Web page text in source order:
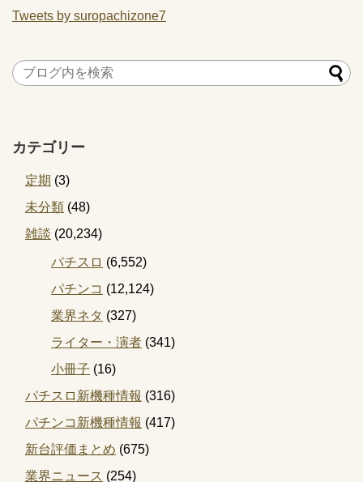
Tweets by suropachizone7
カテゴリー
定期 (3)
未分類 (48)
雑談 (20,234)
パチスロ (6,552)
パチンコ (12,124)
業界ネタ (327)
ライター・演者 (341)
小冊子 (16)
パチスロ新機種情報 (316)
パチンコ新機種情報 (417)
新台評価まとめ (675)
業界ニュース (254)